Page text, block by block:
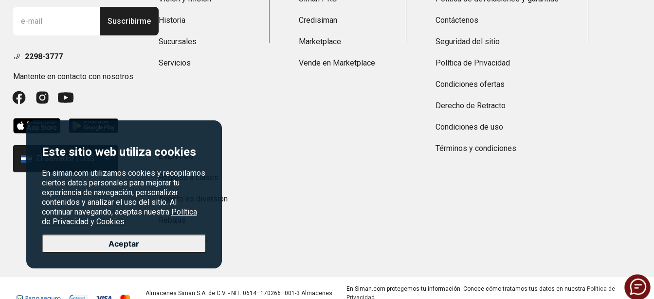
Este sitio web utiliza cookies
En siman.com utilizamos cookies y recopilamos
ciertos datos personales para mejorar tu
experiencia de navegación, personalizar
contenidos y analizar el uso del sitio. Al
continuar navegando, aceptas nuestra Política
de Privacidad y Cookies
Aceptar
Suscribirme
2298-3777
Mantente en contacto con nosotros
El Salvador | US$
Historia
Sucursales
Servicios
Credisiman
Marketplace
Vende en Marketplace
Contáctenos
Seguridad del sitio
Política de Privacidad
Condiciones ofertas
Derecho de Retracto
Condiciones de uso
Términos y condiciones
EVENTOS
Regreso a clases
Agosto es diversión
Almacenes Siman S.A. de C.V. - NIT: 0614–170266–001-3 Almacenes
En Siman.com protegemos tu información. Conoce cómo tratamos tus datos en nuestra Política de
Privacidad